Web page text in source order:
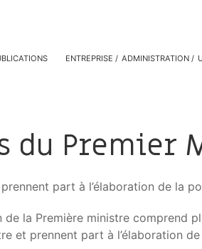
ENTREPRISE ADMINISTRATION
du Premier
part à l’élaboration de la
de la Première ministre comprend
et prennent part à l’élaboration